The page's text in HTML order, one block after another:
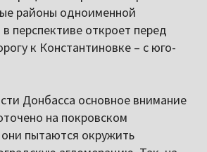
районы одноименной
перспективе откроет перед
к Константиновке – с юго-
Донбасса основное внимание
на покровском
пытаются окружить